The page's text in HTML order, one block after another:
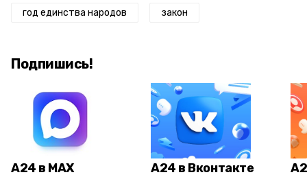
год единства народов закон
Подпишись!
А24 в MAX А24 в Вконтакте